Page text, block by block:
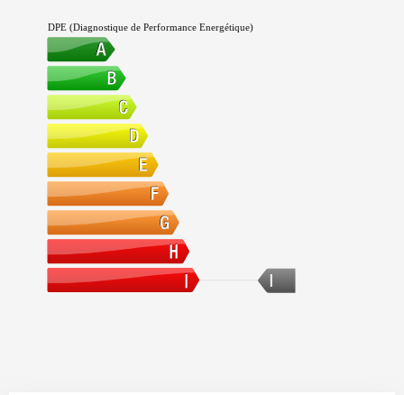
I
DPE (Diagnostique de Performance Energétique)